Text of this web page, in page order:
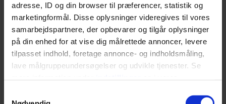
adresse, ID og din browser til præferencer, statistik og
marketingformål. Disse oplysninger videregives til vores
samarbejdspartnere, der opbevarer og tilgår oplysninger
på din enhed for at vise dig målrettede annoncer, levere
tilpasset indhold, foretage annonce- og indholdsmåling,
lave målgruppeundersøgelser og udvikle tjenester. Se
tilbage eller ændre indstillinger fra vores
MOTOR
Thomas Skov har
prøvekørt den nye
Volvo EX60: ”Den kører
som et svensk eventyr”
GASTRO
Restaurantkoncernen
Norrlyst åbner
burgerrestaurant med
Casper Drømme